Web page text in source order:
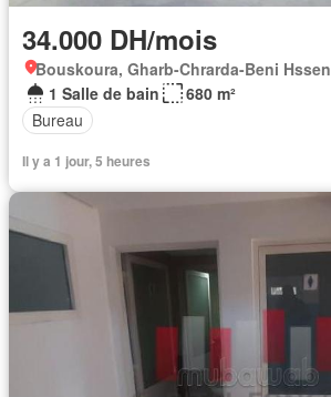
34.000 DH/mois
Bouskoura, Gharb-Chrarda-Beni Hssen
1 Salle de bain
680 m²
Bureau
Il y a 1 jour, 5 heures